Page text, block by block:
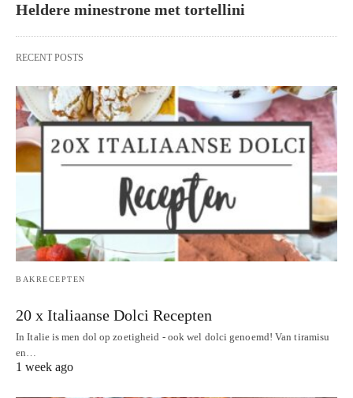
Heldere minestrone met tortellini
RECENT POSTS
BAKRECEPTEN
20 x Italiaanse Dolci Recepten
In Italie is men dol op zoetigheid - ook wel dolci genoemd! Van tiramisu
en…
1 week ago